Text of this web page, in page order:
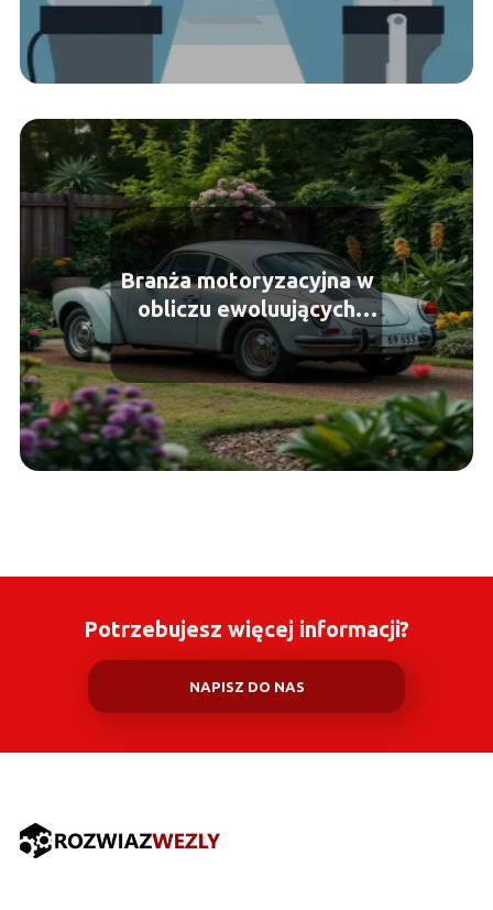
Branża motoryzacyjna w
obliczu ewoluujących
przepisów ekologicznych
Potrzebujesz więcej informacji?
NAPISZ DO NAS